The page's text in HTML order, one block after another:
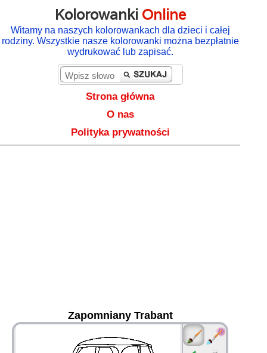
Kolorowanki Online
Witamy na naszych kolorowankach dla dzieci i całej
rodziny. Wszystkie nasze kolorowanki można bezpłatnie
wydrukować lub zapisać.
Strona główna
O nas
Polityka prywatności
Zapomniany Trabant